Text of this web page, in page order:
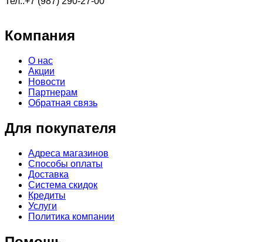
Компания
О нас
Акции
Новости
Партнерам
Обратная связь
Для покупателя
Адреса магазинов
Способы оплаты
Доставка
Система скидок
Кредиты
Услуги
Политика компании